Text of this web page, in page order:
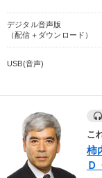
デジタル音声版
（配信＋ダウンロード）
USB(音声)
こ
柿
Ｄ